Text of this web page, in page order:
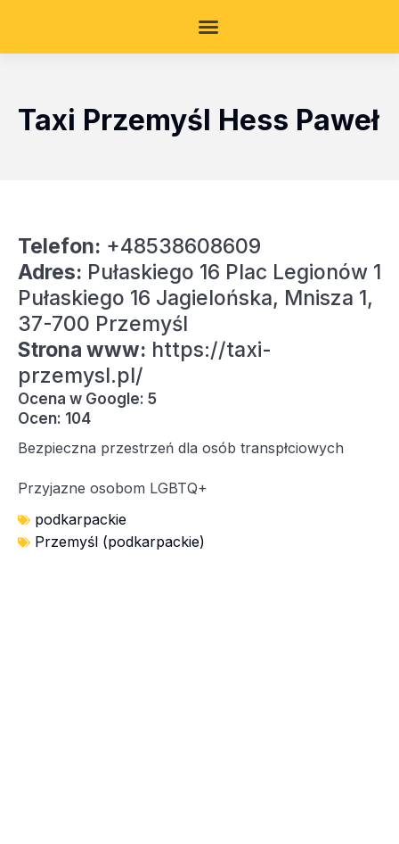
Taxi Przemyśl Hess Paweł
Telefon: +48538608609
Adres: Pułaskiego 16 Plac Legionów 1
Pułaskiego 16 Jagielońska, Mnisza 1,
37-700 Przemyśl
Strona www: https://taxi-
przemysl.pl/
Ocena w Google: 5
Ocen: 104
Bezpieczna przestrzeń dla osób transpłciowych
Przyjazne osobom LGBTQ+
podkarpackie
Przemyśl (podkarpackie)